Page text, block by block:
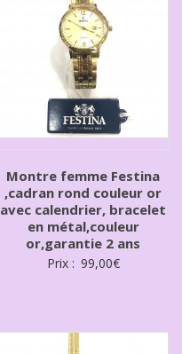
Montre femme Festina
,cadran rond couleur or
avec calendrier, bracelet
en métal,couleur
or,garantie 2 ans
Prix : 99,00€